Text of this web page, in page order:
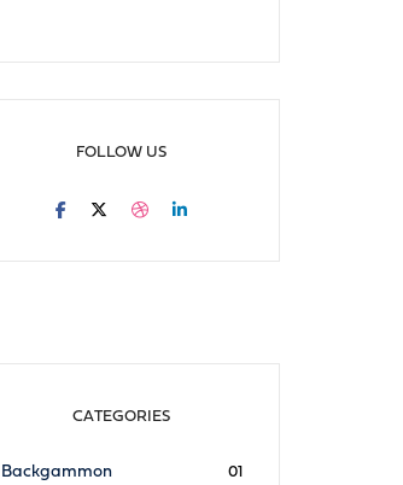
FOLLOW US
CATEGORIES
Backgammon 01